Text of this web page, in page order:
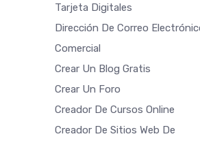
Tarjeta Digitales
Dirección De Correo
Comercial
Crear Un Blog Gratis
Crear Un Foro
Creador De Cursos Online
Creador De Sitios Web De